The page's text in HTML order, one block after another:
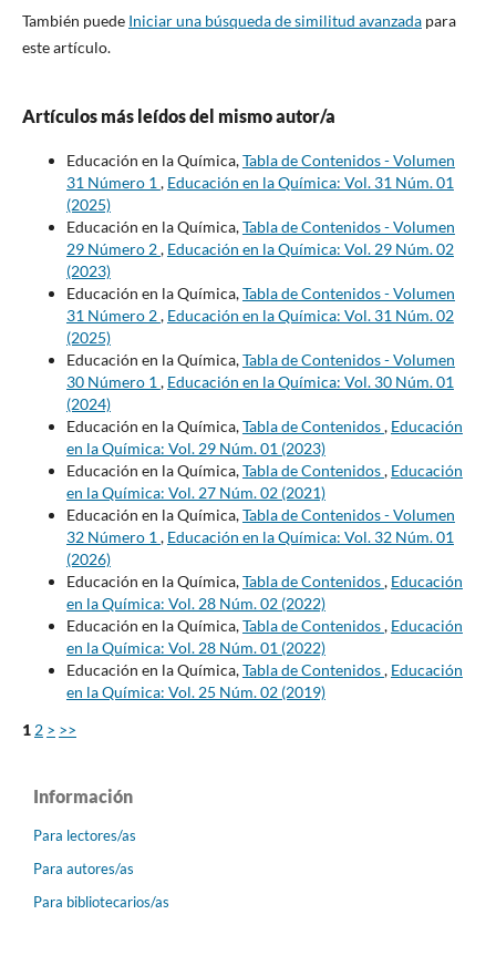
También puede Iniciar una búsqueda de similitud avanzadapara
este artículo.
Artículos más leídos del mismo autor/a
Educación en la Química,Tabla de Contenidos - Volumen
31 Número 1 , Educación en la Química: Vol. 31 Núm. 01
(2025)
Educación en la Química,Tabla de Contenidos - Volumen
29 Número 2, Educación en la Química: Vol. 29 Núm. 02
(2023)
Educación en la Química,Tabla de Contenidos - Volumen
31 Número 2, Educación en la Química: Vol. 31 Núm. 02
(2025)
Educación en la Química,Tabla de Contenidos - Volumen
30 Número 1 , Educación en la Química: Vol. 30 Núm. 01
(2024)
Educación en la Química,Tabla de Contenidos, Educación
en la Química: Vol. 29 Núm. 01 (2023)
Educación en la Química,Tabla de Contenidos, Educación
en la Química: Vol. 27 Núm. 02 (2021)
Educación en la Química,Tabla de Contenidos - Volumen
32 Número 1 , Educación en la Química: Vol. 32 Núm. 01
(2026)
Educación en la Química,Tabla de Contenidos, Educación
en la Química: Vol. 28 Núm. 02 (2022)
Educación en la Química,Tabla de Contenidos, Educación
en la Química: Vol. 28 Núm. 01 (2022)
Educación en la Química,Tabla de Contenidos, Educación
en la Química: Vol. 25 Núm. 02 (2019)
1 2 > >>
Información
Para lectores/as
Para autores/as
Para bibliotecarios/as